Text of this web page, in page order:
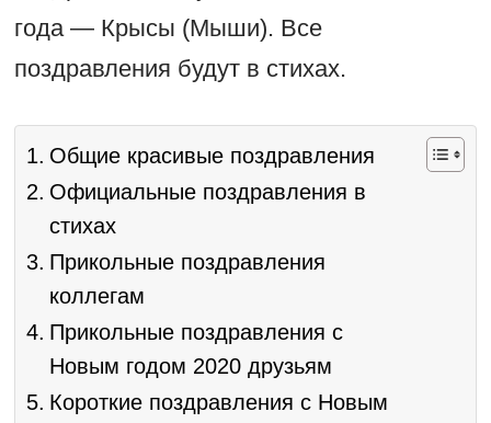
года — Крысы (Мыши). Все
поздравления будут в стихах.
Общие красивые поздравления
Официальные поздравления в
стихах
Прикольные поздравления
коллегам
Прикольные поздравления с
Новым годом 2020 друзьям
Короткие поздравления с Новым